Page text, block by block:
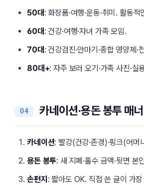
50대 : 화장품·여행·운동·취미. 활동적
60대 : 건강·여행·자녀 가족 모임.
70대 : 건강검진·안마기·종합 영양제·
80대+: 자주 보러 오기·가족 사진·실
카네이션·용돈 봉투 매너
카네이션: 빨강(건강·존경)·핑크(어머
용돈 봉투: 새 지폐·홀수 금액·뒷면 본
손편지 : 짧아도 OK. 직접 쓴 글이 가